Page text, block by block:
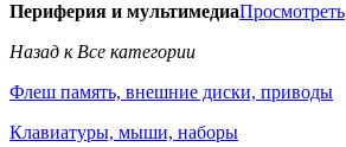
Периферия и мультимедиаПросмотреть
Назад к Все категории
Флеш память, внешние диски, приводы
Клавиатуры, мыши, наборы